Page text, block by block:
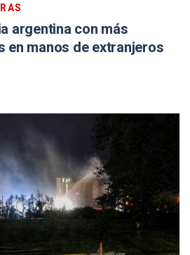
argentina con más
en manos de extranjeros